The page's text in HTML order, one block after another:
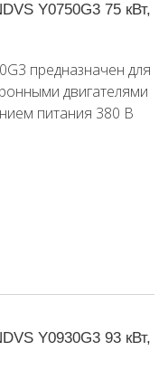
Y0750G3 75 кВт,
предназначен для
двигателями
питания 380 В
Y0930G3 93 кВт,